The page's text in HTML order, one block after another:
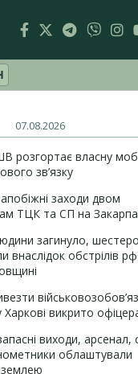
07.08.2026
розгортає власну
зв’язку
заходи двом
ТЦК та СП на
загинуло, шестеро
внаслідок обстрілів
Харкові викрито
виходи, арсенал,
облаштували
землею